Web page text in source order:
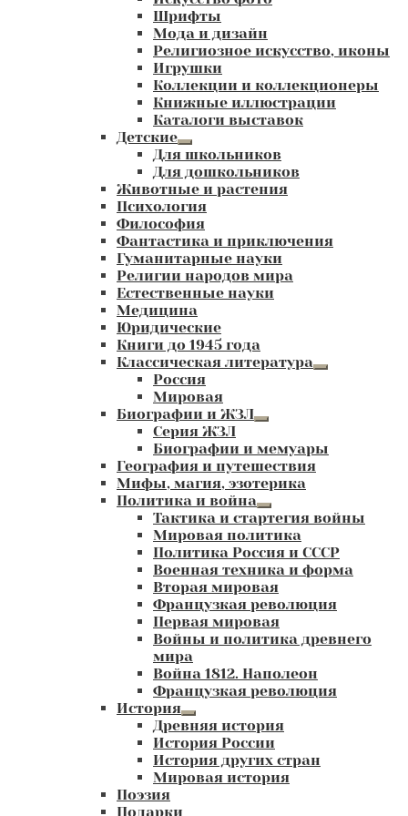
Шрифты
Мода и дизайн
Религиозное искусство, иконы
Игрушки
Коллекции и коллекционеры
Книжные иллюстрации
Каталоги выставок
Детские
Развернутое
вложенное
меню
Для школьников
Для дошкольников
Животные и растения
Психология
Философия
Фантастика и приключения
Гуманитарные науки
Религии народов мира
Естественные науки
Медицина
Юридические
Книги до 1945 года
Классическая литература
Развернутое
Россия
Мировая
Биографии и ЖЗЛ
Развернутое
меню
Серия ЖЗЛ
Биографии и мемуары
География и путешествия
Мифы, магия, эзотерика
Политика и война
Развернутое
вложенное
меню
Тактика и стартегия войны
Мировая политика
Политика Россия и СССР
Военная техника и форма
Вторая мировая
Французкая революция
Первая мировая
Войны и политика древнего
мира
Война 1812. Наполеон
Французкая революция
История
Развернутое
вложенное
меню
Древняя история
История России
История других стран
Мировая история
Поэзия
Подарки